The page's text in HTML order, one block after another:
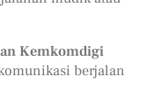
Kemkomdigi
berjalan